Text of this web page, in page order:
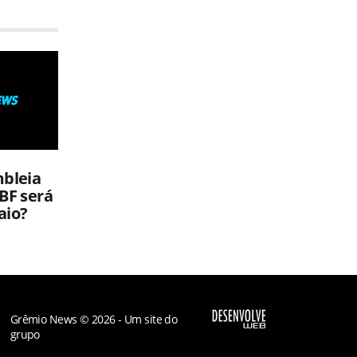
será
Grêmio News © 2026 - Um site do
grupo